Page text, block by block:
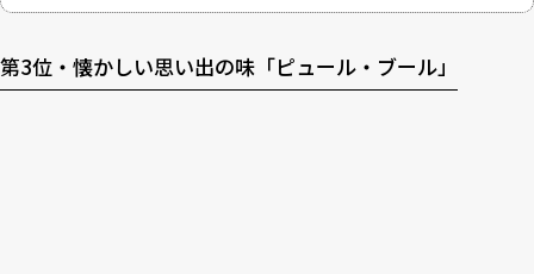
第3位・懐かしい思い出の味「ピュール・ブール」